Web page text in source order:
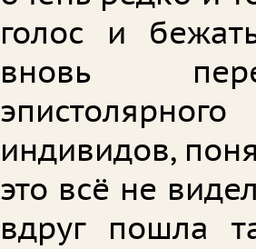
голос и
вновь
индивидов,
это всё не
вдруг пошла